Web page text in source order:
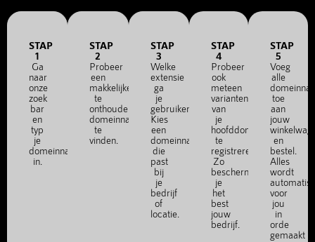
STAP
1
Ga
naar
onze
zoek
bar
en
typ
je
domeinnaam
in.
STAP
2
Probeer
een
makkelijke
te
onthouden
domeinnaam
te
vinden.
STAP
3
Welke
extensie
ga
je
gebruiken?
Kies
een
domeinnaam
die
past
bij
je
bedrijf
of
locatie.
STAP
4
Probeer
ook
meteen
varianten
van
je
hoofddomein
te
registreren.
Zo
bescherm
je
het
best
jouw
bedrijf.
STAP
5
Voeg
alle
toe
aan
jouw
en
bestel.
Alles
wordt
voor
jou
in
orde
gemaakt